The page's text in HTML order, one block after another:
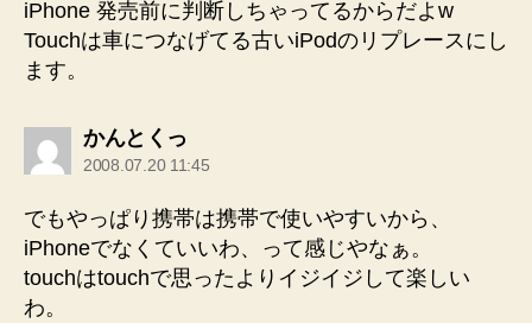
iPhone 発売前に判断しちゃってるからだよw
Touchは車につなげてる古いiPodのリプレースにし
ます。
かんとくっ
発
2008.07.20 11:45
でもやっぱり携帯は携帯で使いやすいから、
iPhoneでなくていいわ、って感じやなぁ。
touchはtouchで思ったよりイジイジして楽しい
わ。